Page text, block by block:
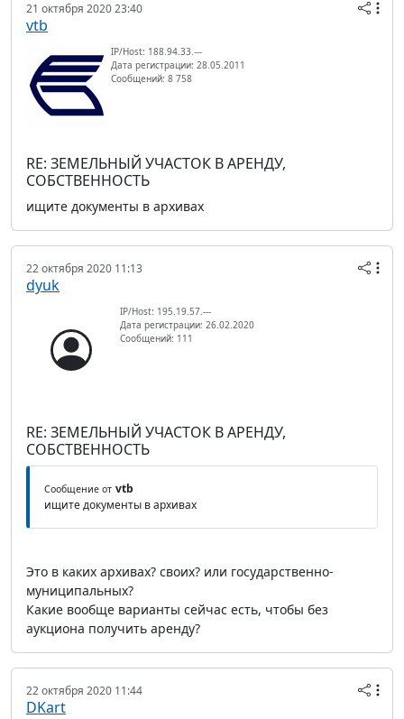
21 октября 2020 23:40
vtb
IP/Host: 188.94.33.---
Дата регистрации: 28.05.2011
Сообщений: 8 758
RE: ЗЕМЕЛЬНЫЙ УЧАСТОК В АРЕНДУ,
СОБСТВЕННОСТЬ
ищите документы в архивах
22 октября 2020 11:13
dyuk
IP/Host: 195.19.57.---
Дата регистрации: 26.02.2020
Сообщений: 111
RE: ЗЕМЕЛЬНЫЙ УЧАСТОК В АРЕНДУ,
СОБСТВЕННОСТЬ
Сообщение от vtb
ищите документы в архивах
Это в каких архивах? своих? или государственно-
муниципальных?
Какие вообще варианты сейчас есть, чтобы без
аукциона получить аренду?
22 октября 2020 11:44
DKart